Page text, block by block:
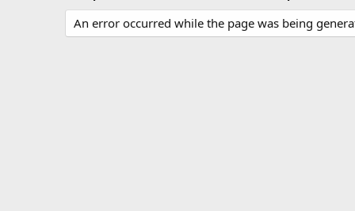
An error occurred while the page was being